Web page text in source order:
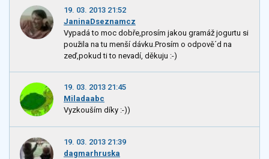
19. 03. 2013 21:52
JaninaDseznamcz
Vypadá to moc dobře,prosím jakou gramáž jogurtu si
použila na tu menší dávku.Prosím o odpově´d na
zeď,pokud ti to nevadí, děkuju :-)
19. 03. 2013 21:45
Miladaabc
Vyzkouším díky :-))
19. 03. 2013 21:39
dagmarhruska